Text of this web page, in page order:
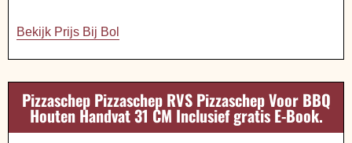
Bekijk Prijs Bij Bol
Pizzaschep Pizzaschep RVS Pizzaschep Voor BBQ
Houten Handvat 31 CM Inclusief gratis E-Book.